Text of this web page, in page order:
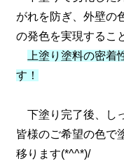
がれを防ぎ、外壁の
の発色を実現するこ
上塗り塗料の密
す！
下塗り完了後、し
皆様のご希望の色で
移ります(*^^*)/